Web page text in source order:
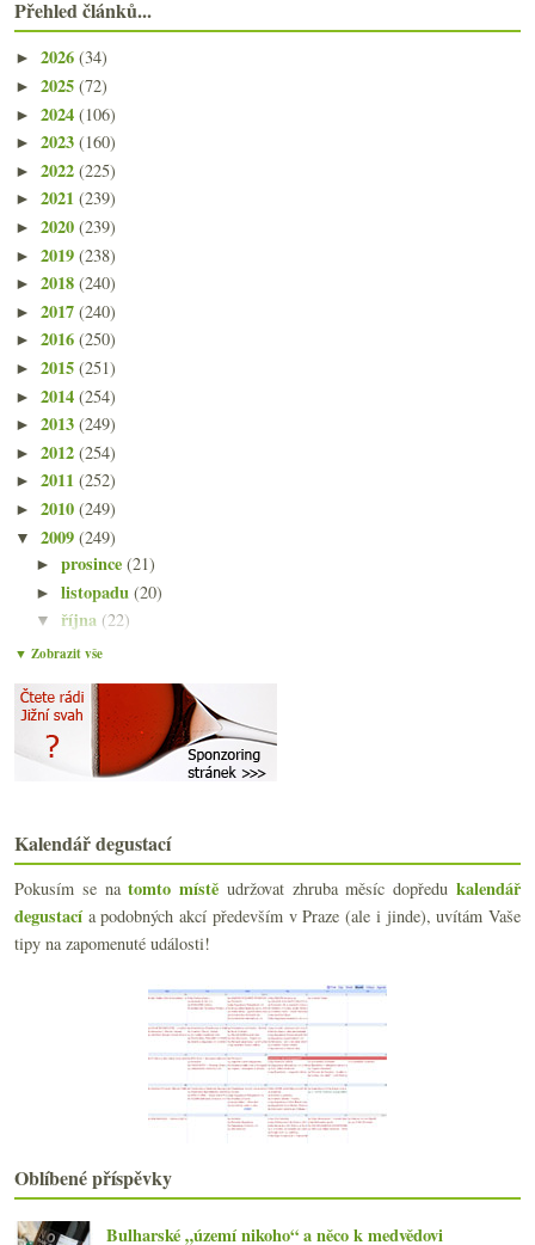
Přehled článků...
► 2026 (34)
► 2025 (72)
► 2024 (106)
► 2023 (160)
► 2022 (225)
► 2021 (239)
► 2020 (239)
► 2019 (238)
► 2018 (240)
► 2017 (240)
► 2016 (250)
► 2015 (251)
► 2014 (254)
► 2013 (249)
► 2012 (254)
► 2011 (252)
► 2010 (249)
▼ 2009 (249)
►prosince(21)
►listopadu(20)
▼října (22)
Večeře s encyklopedií ohrožených druhů
Různé vinné zprávy, nejen dobré
Pět domácích pinotů ročníku 2004
Výsledky ankety „Víno k obědu (v běžný pracovní de...
Jsem divný aneb přírodní selské víno z Mělníka
Zima a Mezinárodní den kuchařů
Stovky chutí SaSaZu
Dvakrát levné Španělsko
Jara Springer sedící, nefiltrující
Vulkanický mrtvý muž a ročníkové šampaňské
Několik vinně-internetových prodejních tipů
Napoleonská směska od Lahoferu
O Bordeaux nad sklenkou Château de Fonbel
Výsledky ankety „Z vinných filmů a seriálů mne nej...
Večer ve znamení rudé tekuté historie
Jak první výstava na Grébovce nepotěšila
Pálavská potulka v obrazech
►září
▼ Zobrazit vše
Kalendář degustací
Pokusím se natomto místě udržovat zhruba měsíc dopředukalendář
degustacía podobných akcí především v Praze (ale i jinde), uvítám Vaše
tipy na zapomenuté události!
Oblíbené příspěvky
Bulharské „území nikoho“ a něco k medvědovi